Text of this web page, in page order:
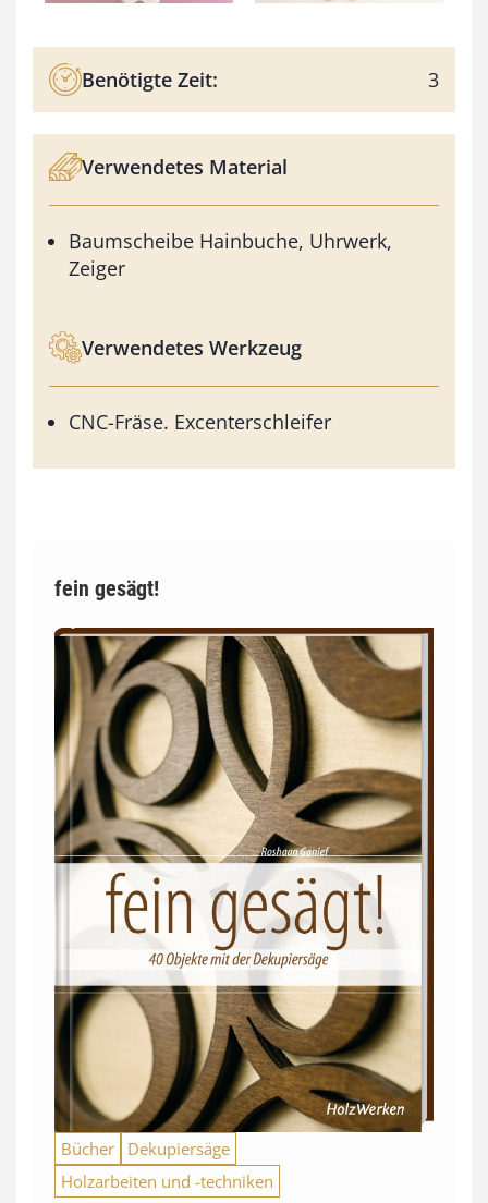
Benötigte Zeit: 3
Verwendetes Material
Baumscheibe Hainbuche, Uhrwerk,
Zeiger
Verwendetes Werkzeug
CNC-Fräse. Excenterschleifer
fein gesägt!
Bücher
Dekupiersäge
Holzarbeiten und -techniken